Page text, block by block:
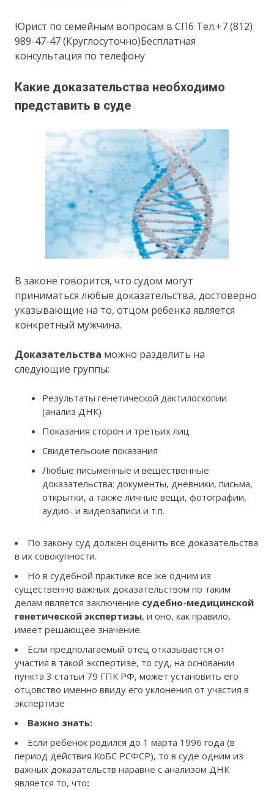
Юрист по семейным вопросам в СПб Тел.+7 (812)
989-47-47 (Круглосуточно)Бесплатная
консультация по телефону
Какие доказательства необходимо
представить в суде
В законе говорится, что судом могут
приниматься любые доказательства, достоверно
указывающие на то, отцом ребенка является
конкретный мужчина.
Доказательства можно разделить на
следующие группы:
Результаты генетической дактилоскопии
(анализ ДНК)
Показания сторон и третьих лиц
Свидетельские показания
Любые письменные и вещественные
доказательства: документы, дневники, письма,
открытки, а также личные вещи, фотографии,
аудио- и видеозаписи и т.п.
По закону суд должен оценить все доказательства
в их совокупности.
Но в судебной практике все же одним из
существенно важных доказательством по таким
делам является заключение судебно-медицинской
генетической экспертизы, и оно, как правило,
имеет решающее значение.
Если предполагаемый отец отказывается от
участия в такой экспертизе, то суд, на основании
пункта 3 статьи 79 ГПК РФ, может установить его
отцовство именно ввиду его уклонения от участия в
экспертизе
Важно знать:
Если ребенок родился до 1 марта 1996 года (в
период действия КоБС РСФСР), то в суде одним из
важных доказательств наравне с анализом ДНК
является то, что: